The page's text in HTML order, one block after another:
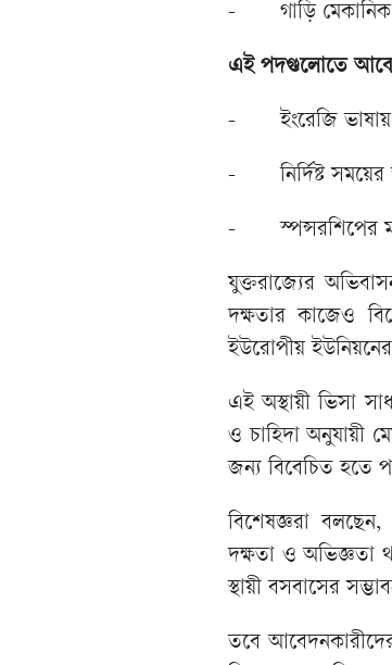
- গাড়ি
এই পদগুলোতে
- ইংরেজি
- নির্দিষ্ট
- স্পন্সরশিপের
যুক্তরাজ্যের
দক্ষতার কাজেও
ইউরোপীয়
এই অস্থায়ী ভিসা
ও চাহিদা অনুযায়ী
জন্য বিবেচিত হতে
বিশেষজ্ঞরা
দক্ষতা ও অভিজ্ঞতা
স্থায়ী বসবাসের
তবে